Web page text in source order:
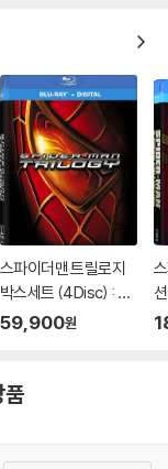
끗하지 않은 경우가
있는 경우에는 불량으
위해 개봉 시의 동영
이 제한될 수 있습니
첨부하여 고객센터에
개봉 전에만 운임비
므로 신중한 구매 선
스파이더맨 트릴로지
박스세트 (4Disc) : 블
루레이
59,900원
품